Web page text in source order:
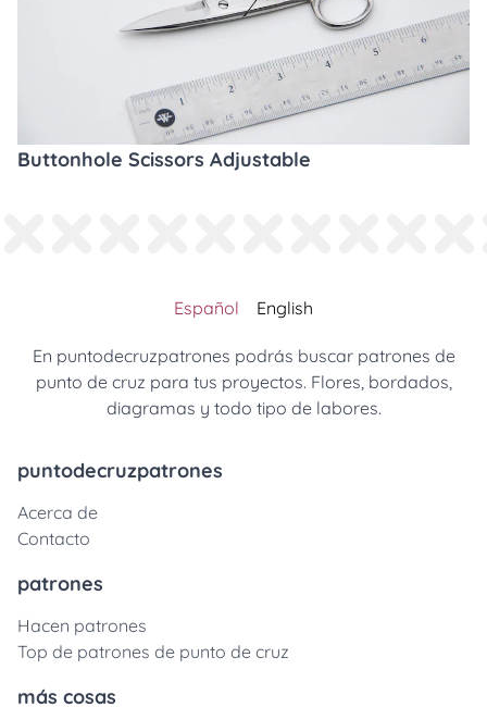
Buttonhole Scissors Adjustable
Español English
En puntodecruzpatrones podrás buscar patrones de
punto de cruz para tus proyectos. Flores, bordados,
diagramas y todo tipo de labores.
puntodecruzpatrones
Acerca de
Contacto
patrones
Hacen patrones
Top de patrones de punto de cruz
más cosas